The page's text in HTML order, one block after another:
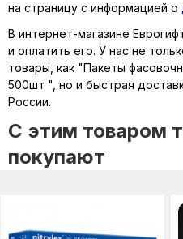
на страницу с информацией о
В интернет-магазине
и оплатить его. У нас не
товары, как "Пакеты
500шт ", но и быстрая
России.
C этим товаром
покупают